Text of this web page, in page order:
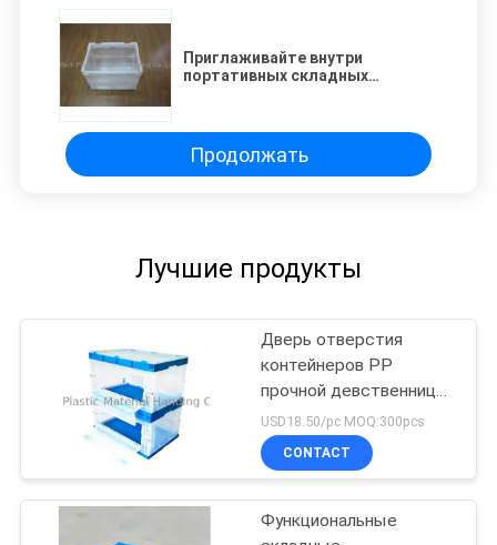
Приглаживайте внутри
портативных складных
Продолжать
Лучшие продукты
Дверь отверстия
контейнеров PP
прочной девственницы
складная обе стороны
USD18.50/pc MOQ:300pcs
CONTACT
Функциональные